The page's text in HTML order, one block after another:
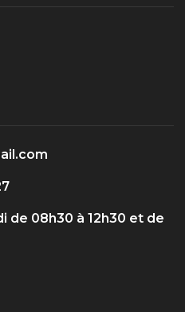
de 08h30 à 12h30 et de